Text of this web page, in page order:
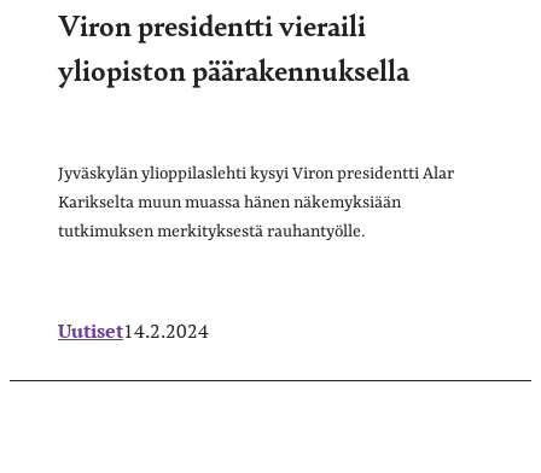
Viron presidentti vieraili
yliopiston päärakennuksella
Jyväskylän ylioppilaslehti kysyi Viron presidentti Alar
Karikselta muun muassa hänen näkemyksiään
tutkimuksen merkityksestä rauhantyölle.
Uutiset14.2.2024